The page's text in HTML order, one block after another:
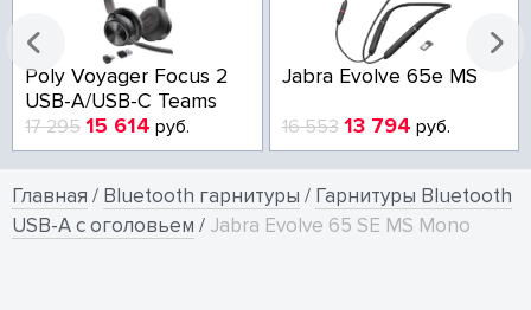
Poly Voyager Focus 2
USB-A/USB-C Teams
17 295 15 614 руб.
Jabra Evolve 65e MS
16 553 13 794 руб.
Главная / Bluetooth гарнитуры / Гарнитуры Bluetooth
USB-A с оголовьем / Jabra Evolve 65 SE MS Mono